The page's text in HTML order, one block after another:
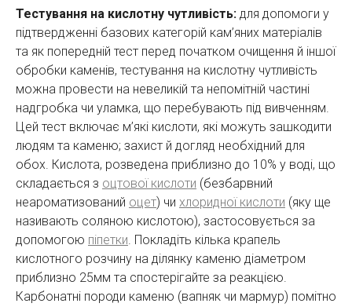
Тестування на кислотну чутливість: для допомоги у
підтвердженні базових категорій кам’яних матеріалів
та як попередній тест перед початком очищення й іншої
обробки каменів, тестування на кислотну чутливість
можна провести на невеликій та непомітній частині
надгробка чи уламка, що перебувають під вивченням.
Цей тест включає м’які кислоти, які можуть зашкодити
людям та каменю; захист й догляд необхідний для
обох. Кислота, розведена приблизно до 10% у воді, що
складається з оцтової кислоти (безбарвний
неароматизований оцет) чи хлоридної кислоти (яку ще
називають соляною кислотою), застосовується за
допомогою піпетки. Покладіть кілька крапель
кислотного розчину на ділянку каменю діаметром
приблизно 25мм та спостерігайте за реакцією.
Карбонатні породи каменю (вапняк чи мармур) помітно